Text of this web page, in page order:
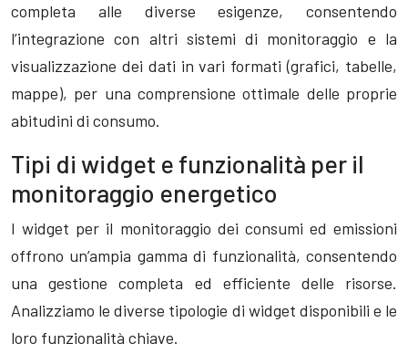
completa alle diverse esigenze, consentendo
l’integrazione con altri sistemi di monitoraggio e la
visualizzazione dei dati in vari formati (grafici, tabelle,
mappe), per una comprensione ottimale delle proprie
abitudini di consumo.
Tipi di widget e funzionalità per il
monitoraggio energetico
I widget per il monitoraggio dei consumi ed emissioni
offrono un’ampia gamma di funzionalità, consentendo
una gestione completa ed efficiente delle risorse.
Analizziamo le diverse tipologie di widget disponibili e le
loro funzionalità chiave.